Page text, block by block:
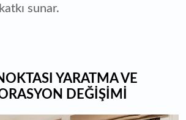
sunar.
YARATMA VE
DEĞİŞİMİ